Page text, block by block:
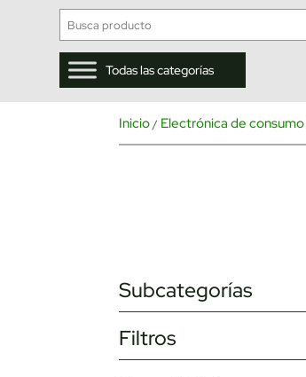
Todas las categorías
Inicio/ Electrónica de consumo
Subcategorías
Filtros